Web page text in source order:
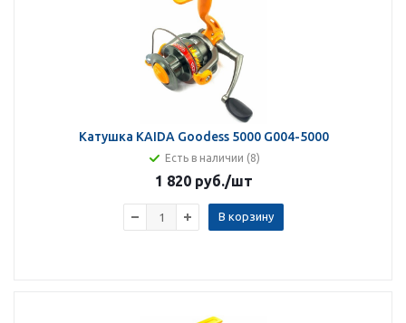
Катушка KAIDA Goodess 5000 G004-5000
Есть в наличии (8)
1 820 руб./шт
В корзину